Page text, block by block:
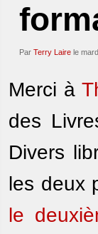
Par Terry Laire le
Merci à
des
Divers
les deux
le